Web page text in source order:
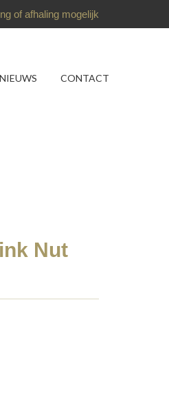
of afhaling mogelijk
NIEUWS CONTACT
Nut